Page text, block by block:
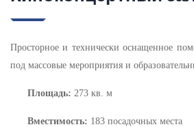
Просторное и технически оснащенное
под массовые мероприятия и
Площадь: 273 кв. м
Вместимость: 183 посадочных места